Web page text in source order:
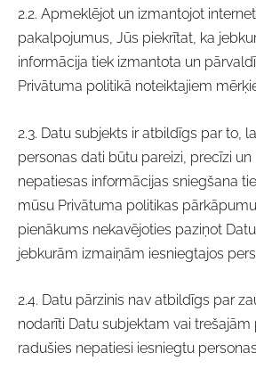
2.2. Apmeklējot un izmantojot
pakalpojumus, Jūs piekrītat, ka
informācija tiek izmantota un
Privātuma politikā noteiktajiem
2.3. Datu subjekts ir atbildīgs par to,
personas dati būtu pareizi, precīzi un
nepatiesas informācijas sniegšana
mūsu Privātuma politikas
pienākums nekavējoties paziņot
jebkurām izmaiņām iesniegtajos
2.4. Datu pārzinis nav atbildīgs par
nodarīti Datu subjektam vai trešajām
radušies nepatiesi iesniegtu